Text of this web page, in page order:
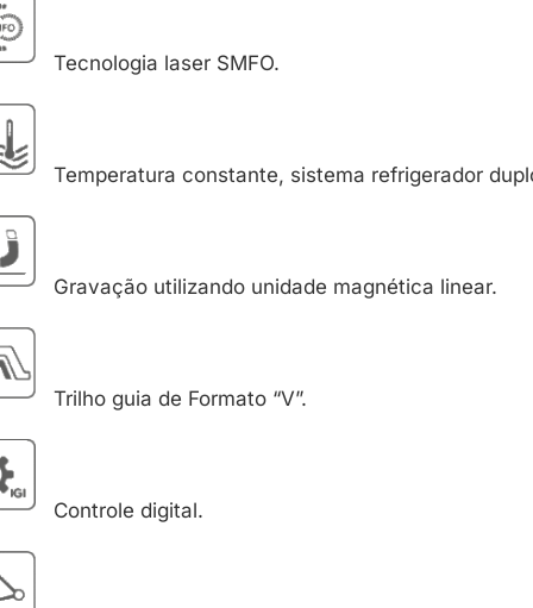
Tecnologia laser SMFO.
Temperatura constante, sistema refrigerador
Gravação utilizando unidade magnética linear.
Trilho guia de Formato “V”.
Controle digital.